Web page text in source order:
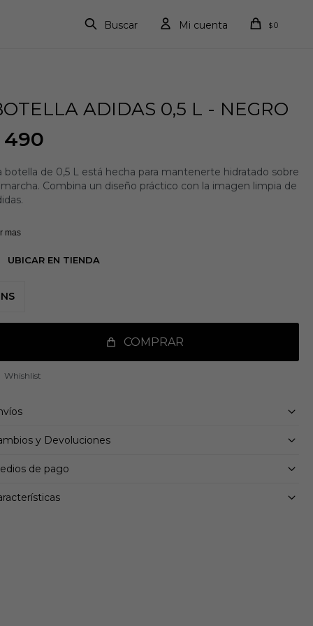
$0
ADIDAS 0,5 L - NEGRO
490
botella de 0,5 L está hecha para mantenerte hidratado sobre
Combina un diseño práctico con la imagen limpia de
y resistente al desgaste, la estructura de PE moldeado
diario.
en la parte delantera le da un acabado deportivo.
que la necesites.
% PE
mas
UBICAR EN TIENDA
NS
COMPRAR
y Devoluciones
de pago